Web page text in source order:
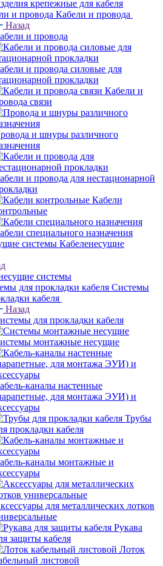
крепежные для кабеля
Кабели и провода
Назад
и провода
и провода силовые для
прокладки
Кабели и
связи
и шнуры различного
и провода для нестационарной
Кабели
специального назначения
Кабеленесущие
системы
Системы
кабеля
Назад
для прокладки кабеля
монтажные несущие
каналы настенные
для монтажа ЭУИ) и
Трубы
прокладки кабеля
каналы монтажные и
для металлических лотков
Рукава
защиты кабеля
Лоток
листовой